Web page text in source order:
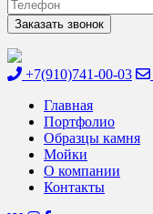
+7(910)741-00-03
Главная
Портфолио
Образцы камня
Мойки
О компании
Контакты